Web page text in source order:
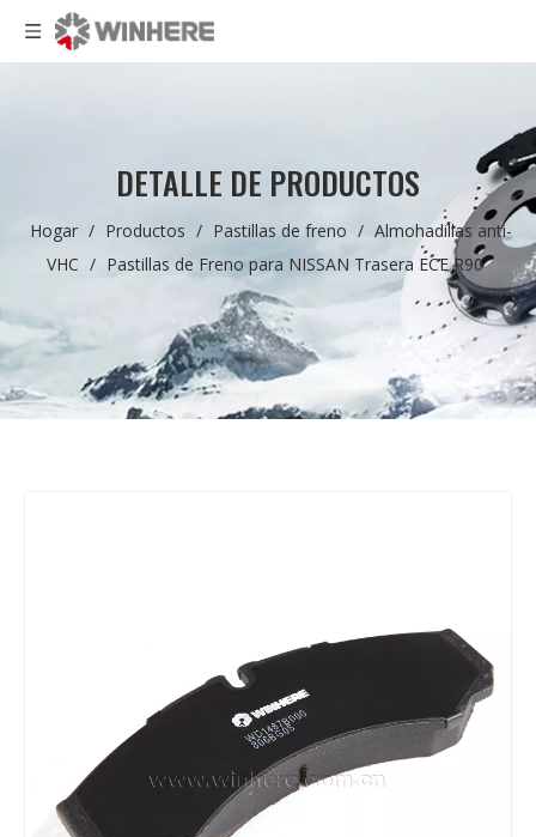
DETALLE DE PRODUCTOS
Hogar / Productos / Pastillas de freno / Almohadillas anti-
VHC / Pastillas de Freno para NISSAN Trasera ECE R90